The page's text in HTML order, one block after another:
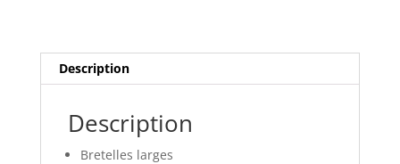
Description
Description
Bretelles larges